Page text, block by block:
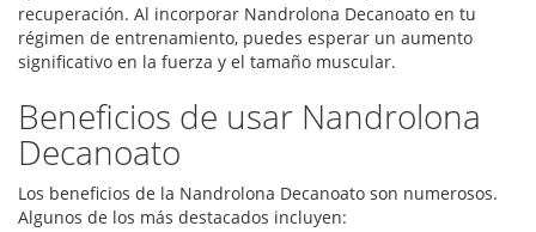
recuperación. Al incorporar Nandrolona Decanoato en tu
régimen de entrenamiento, puedes esperar un aumento
significativo en la fuerza y el tamaño muscular.
Beneficios de usar Nandrolona
Decanoato
Los beneficios de la Nandrolona Decanoato son numerosos.
Algunos de los más destacados incluyen: